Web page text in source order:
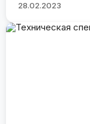
28.02.2023